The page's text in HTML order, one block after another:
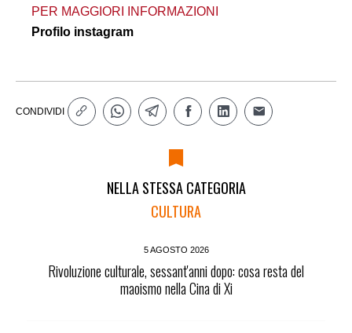
PER MAGGIORI INFORMAZIONI
Profilo instagram
CONDIVIDI
NELLA STESSA CATEGORIA
CULTURA
5 AGOSTO 2026
Rivoluzione culturale, sessant'anni dopo: cosa resta del
maoismo nella Cina di Xi